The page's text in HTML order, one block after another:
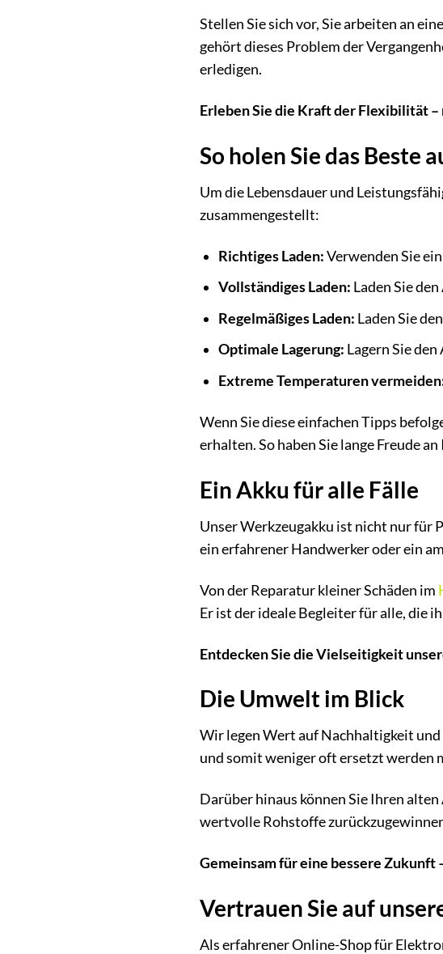
Stellen Sie sich vor, Sie arbeiten an
gehört dieses Problem der
erledigen.
Erleben Sie die Kraft der Flexibilität
So holen Sie das Beste
Um die Lebensdauer und
zusammengestellt:
Richtiges Laden:Verwenden Sie
Vollständiges Laden: Laden Sie
Regelmäßiges Laden: Laden Sie
Optimale Lagerung: Lagern Sie
Extreme Temperaturen
Wenn Sie diese einfachen Tipps
erhalten. So haben Sie lange Freude
Ein Akku für alle Fälle
Unser Werkzeugakku ist nicht nur für
ein erfahrener Handwerker oder ein
Von der Reparatur kleiner Schäden im
Er ist der ideale Begleiter für alle, die
Entdecken Sie die Vielseitigkeit
Die Umwelt im Blick
Wir legen Wert auf Nachhaltigkeit und
und somit weniger oft ersetzt werden
Darüber hinaus können Sie Ihren
wertvolle Rohstoffe
Gemeinsam für eine bessere
Vertrauen Sie auf
Als erfahrener Online-Shop für